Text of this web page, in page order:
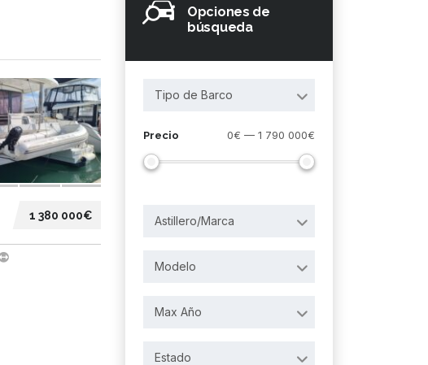
Opciones de
búsqueda
Tipo de Barco
Precio 0€ — 1 790 000€
Astillero/Marca
Modelo
Max Año
Estado
1 380 000€